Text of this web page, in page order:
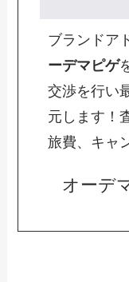
ブランドア
ーデマピゲ
交渉を行い
元します！
旅費、キャ
オーデ